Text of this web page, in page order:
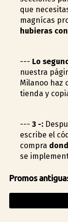
que
magníficas
hubieras
--- Lo
nuestra
Milanoo haz
tienda y
--- 3 -:
escribe el
compra
se
Promos